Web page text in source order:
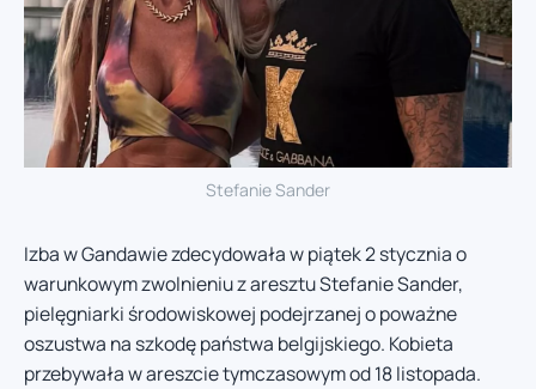
Stefanie Sander
Izba w Gandawie zdecydowała w piątek 2 stycznia o
warunkowym zwolnieniu z aresztu Stefanie Sander,
pielęgniarki środowiskowej podejrzanej o poważne
oszustwa na szkodę państwa belgijskiego. Kobieta
przebywała w areszcie tymczasowym od 18 listopada.